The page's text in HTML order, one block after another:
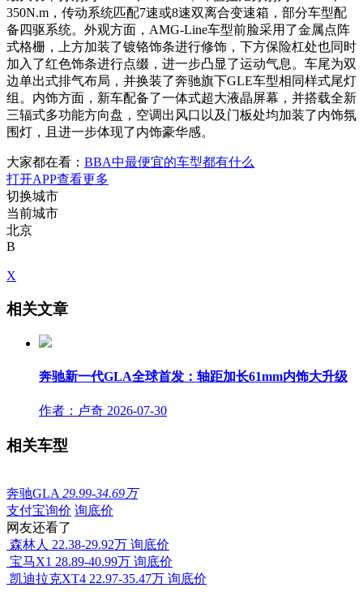
350N.m，传动系统匹配7速或8速双离合变速箱，部分车型配
备四驱系统。外观方面，AMG-Line车型前脸采用了金属点阵
式格栅，上方加装了镀铬饰条进行修饰，下方保险杠处也同时
加入了红色饰条进行点缀，进一步凸显了运动气息。车尾为双
边单出式排气布局，并换装了奔驰旗下GLE车型相同样式尾灯
组。内饰方面，新车配备了一体式超大液晶屏幕，并搭载全新
三辐式多功能方向盘，空调出风口以及门板处均加装了内饰氛
围灯，且进一步体现了内饰豪华感。
大家都在看： BBA中最便宜的车型都有什么
打开APP查看更多
切换城市
当前城市
北京
B
X
相关文章
奔驰新一代GLA全球首发：轴距加长61mm内饰大升级
作者：卢奇 2026-07-30
相关车型
奔驰GLA 29.99-34.69万
支付宝询价 询底价
网友还看了
森林人 22.38-29.92万 询底价
宝马X1 28.89-40.99万 询底价
凯迪拉克XT4 22.97-35.47万 询底价